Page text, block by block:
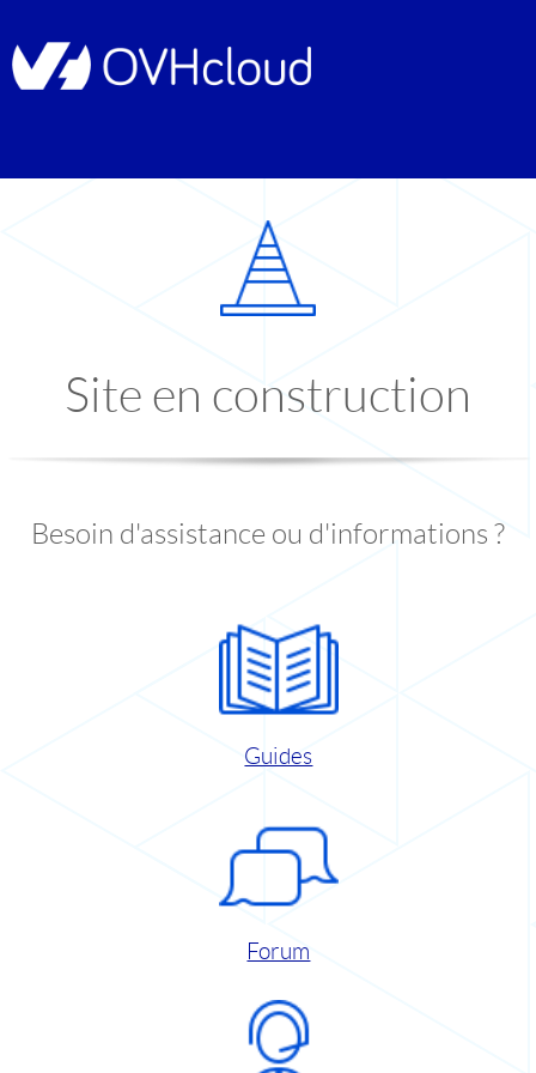
Site en construction
Besoin d'assistance ou d'informations ?
Guides
Forum